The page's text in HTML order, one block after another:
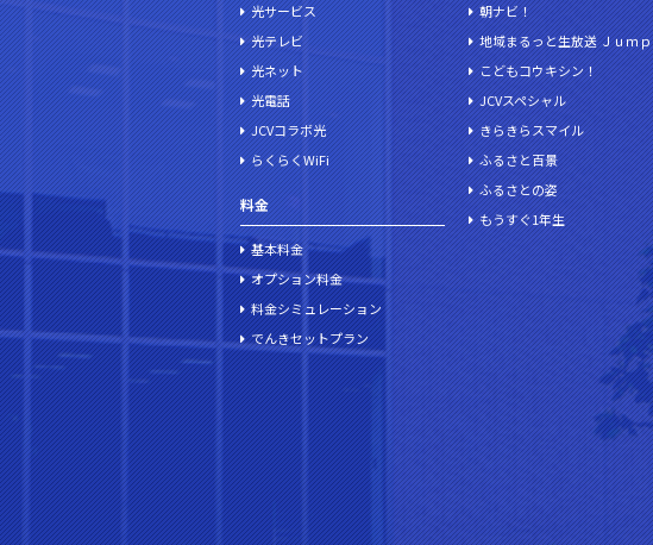
光サービス
光テレビ
光ネット
光電話
JCVコラボ光
らくらくWiFi
料金
基本料金
オプション料金
料金シミュレーション
でんきセットプラン
朝ナビ！
地域まるっと生放送 Ｊｕｍｐ
こどもコウキシン！
JCVスペシャル
きらきらスマイル
ふるさと百景
ふるさとの姿
もうすぐ1年生